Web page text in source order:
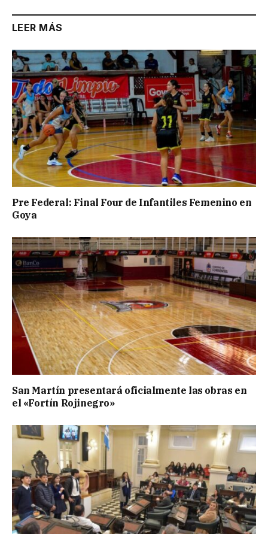
LEER MÁS
Pre Federal: Final Four de Infantiles Femenino en
Goya
San Martín presentará oficialmente las obras en
el «Fortín Rojinegro»